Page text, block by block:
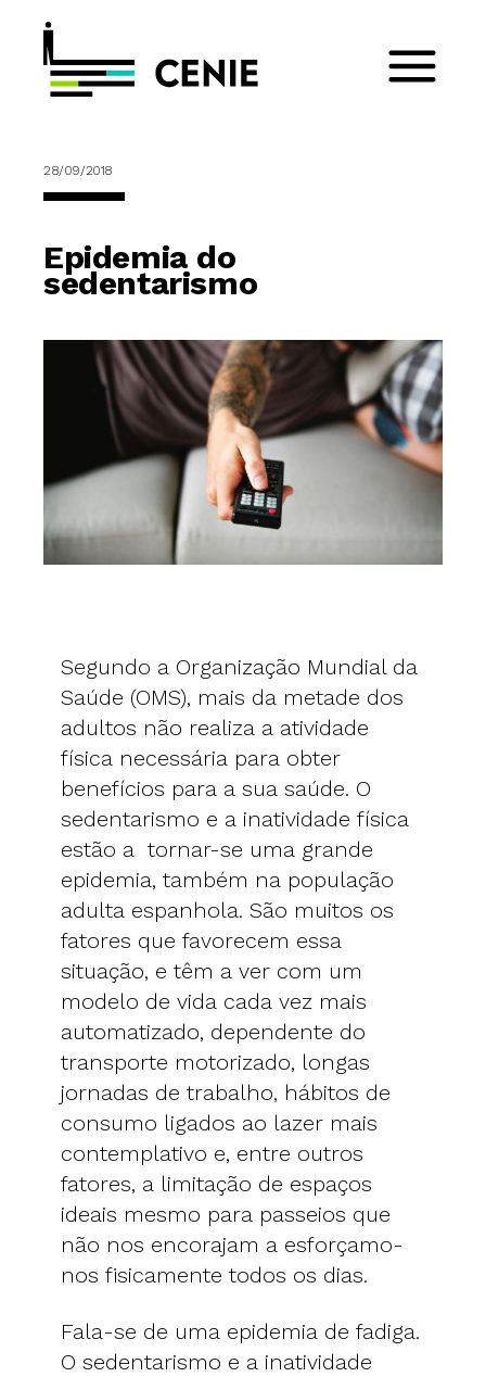
28/09/2018
Epidemia do
sedentarismo
Segundo a Organização Mundial da
Saúde (OMS), mais da metade dos
adultos não realiza a atividade
física necessária para obter
benefícios para a sua saúde. O
sedentarismo e a inatividade física
estão a tornar-se uma grande
epidemia, também na população
adulta espanhola. São muitos os
fatores que favorecem essa
situação, e têm a ver com um
modelo de vida cada vez mais
automatizado, dependente do
transporte motorizado, longas
jornadas de trabalho, hábitos de
consumo ligados ao lazer mais
contemplativo e, entre outros
fatores, a limitação de espaços
ideais mesmo para passeios que
não nos encorajam a esforçamo-
nos fisicamente todos os dias.
Fala-se de uma epidemia de fadiga.
O sedentarismo e a inatividade